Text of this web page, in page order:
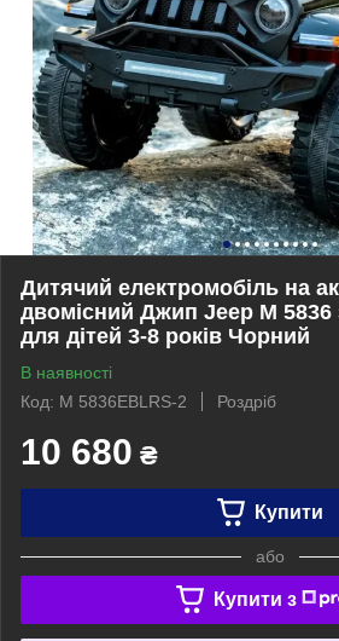
Дитячий електромобіль на
двомісний Джип Jeep M 5836
для дітей 3-8 років Чорний
В наявності
Код: M 5836EBLRS-2
Роздріб
10 680 ₴
Купити
або
Купити з